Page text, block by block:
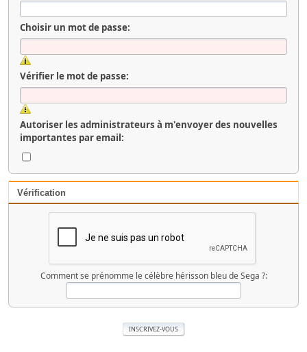
Choisir un mot de passe:
Vérifier le mot de passe:
Autoriser les administrateurs à m'envoyer des nouvelles
importantes par email:
Vérification
Comment se prénomme le célèbre hérisson bleu de Sega ?: